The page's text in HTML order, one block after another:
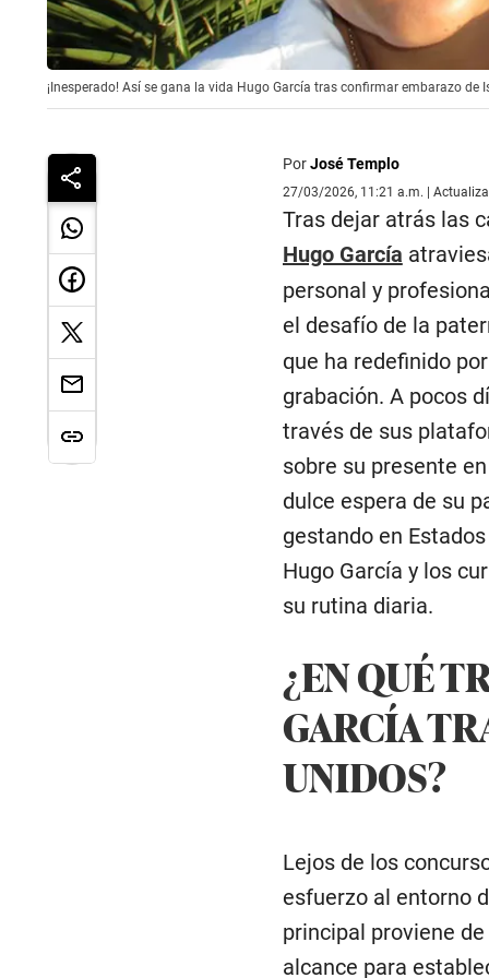
¡Inesperado! Así se gana la vida Hugo García tras confirmar embarazo de
PorJosé Templo
27/03/2026, 11:21 a.m. |
Tras dejar atrás las
Hugo García
personal y
el desafío de la
que ha redefinido
grabación. A pocos
través de sus
sobre su presente
dulce espera de su
gestando en
Hugo García y los
su rutina diaria.
¿EN QUÉ
GARCÍA
UNIDOS?
Lejos de los
esfuerzo al entorno
principal proviene
alcance para